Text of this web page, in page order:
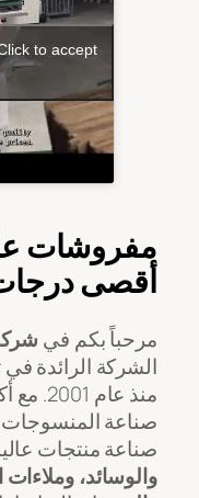
مفروشات
أقصى
مرحباً بكم في
الشركة الرائدة
منذ
صناعة
صناعة منتجات
والوسائد،